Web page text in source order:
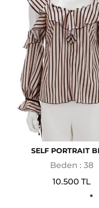
SELF PORTRAIT
Beden : 38
10.500 TL